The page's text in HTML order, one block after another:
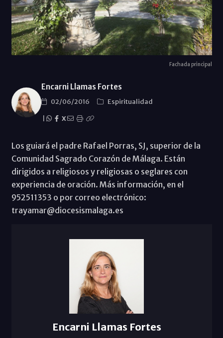
Fachada principal
Encarni Llamas Fortes
02/06/2016
Espiritualidad
X
Los guiará el padre Rafael Porras, SJ, superior de la
Comunidad Sagrado Corazón de Málaga. Están
dirigidos a religiosos y religiosas o seglares con
experiencia de oración. Más información, en el
952511353 o por correo electrónico:
trayamar@diocesismalaga.es
Encarni Llamas Fortes